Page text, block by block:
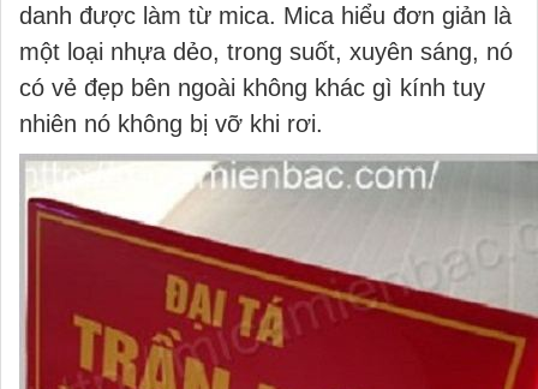
danh được làm từ mica. Mica hiểu đơn giản là
một loại nhựa dẻo, trong suốt, xuyên sáng, nó
có vẻ đẹp bên ngoài không khác gì kính tuy
nhiên nó không bị vỡ khi rơi.